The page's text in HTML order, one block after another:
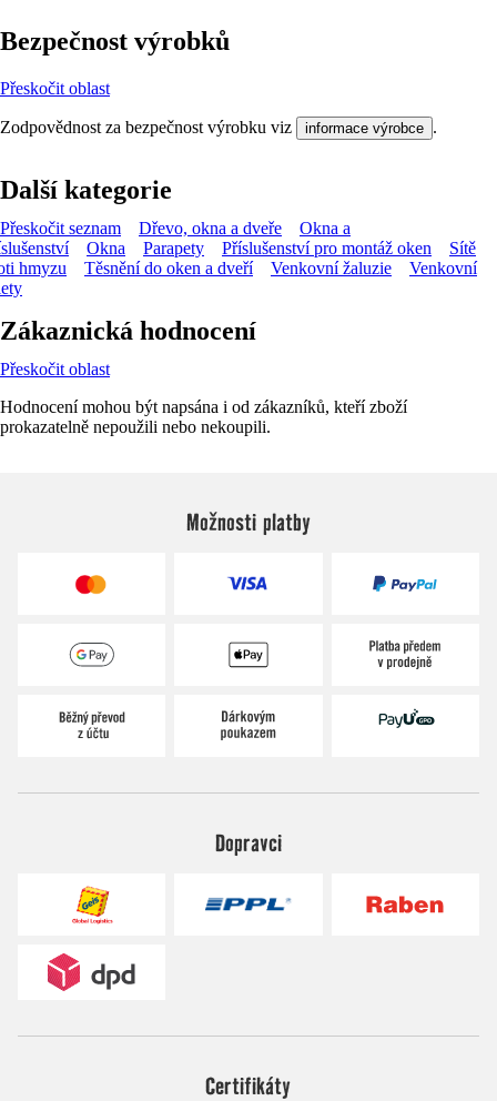
Bezpečnost výrobků
Přeskočit oblast
Zodpovědnost za bezpečnost výrobku viz informace výrobce .
Další kategorie
Přeskočit seznam Dřevo, okna a dveře
Okna a
Okna Parapety Příslušenství pro montáž oken
Sítě
hmyzu
Těsnění do oken a dveří Venkovní žaluzie
Venkovní
Zákaznická hodnocení
Přeskočit oblast
Hodnocení mohou být napsána i od zákazníků, kteří zboží
prokazatelně nepoužili nebo nekoupili.
Možnosti platby
Dopravci
Certifikáty